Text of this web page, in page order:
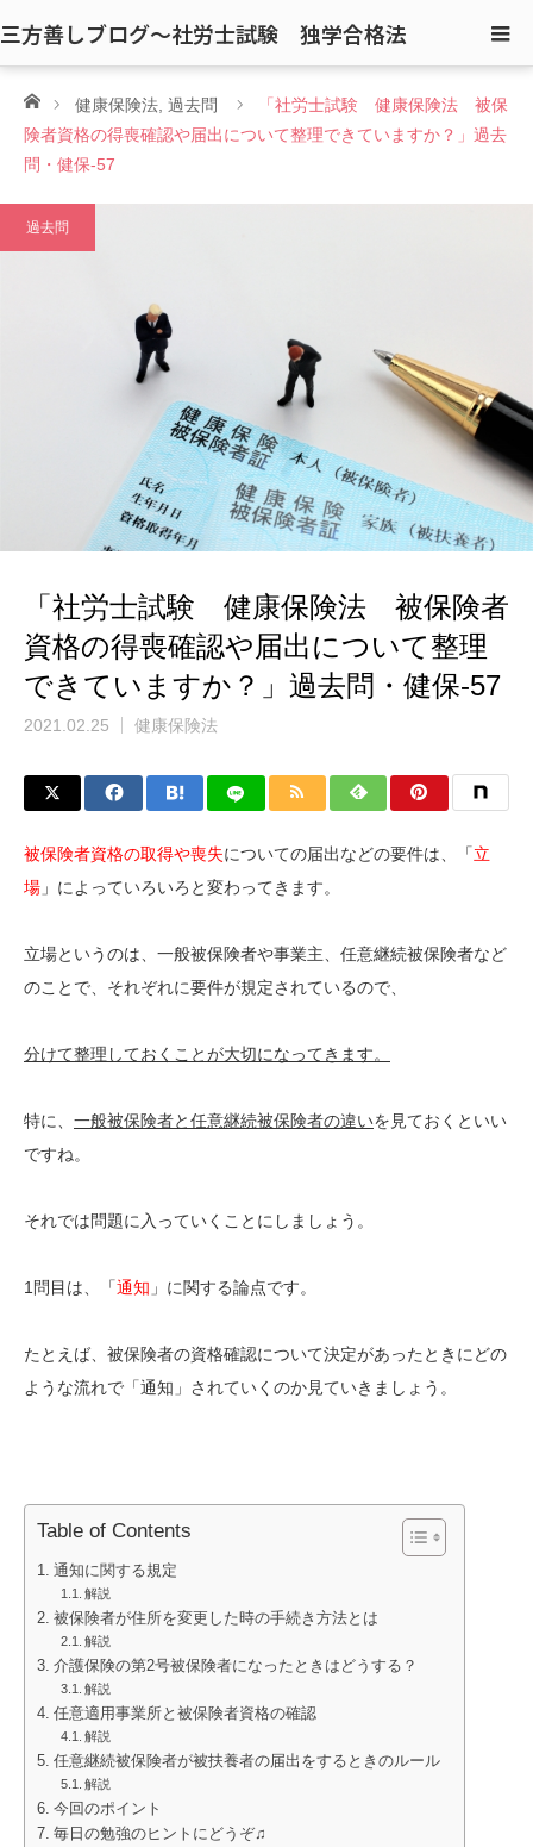
三方善しブログ〜社労士試験 独学合格法
ホーム健康保険法 過去問
「社労士試験 健康保険法 被保
険者資格の得喪確認や届出について整理できていますか？」過去
問・健保-57
過去問
「社労士試験 健康保険法 被保険者
資格の得喪確認や届出について整理
できていますか？」過去問・健保-57
2021.02.25 健康保険法
被保険者資格の取得や喪失についての届出などの要件は、「立
場 」によっていろいろと変わってきます。
立場というのは、一般被保険者や事業主、任意継続被保険者など
のことで、それぞれに要件が規定されているので、
分けて整理しておくことが大切になってきます。
特に、 一般被保険者と任意継続被保険者の違いを見ておくといい
ですね。
それでは問題に入っていくことにしましょう。
1問目は、「通知 」に関する論点です。
たとえば、被保険者の資格確認について決定があったときにどの
ような流れで「通知」されていくのか見ていきましょう。
Table of Contents
通知に関する規定
解説
被保険者が住所を変更した時の手続き方法とは
解説
介護保険の第2号被保険者になったときはどうする？
解説
任意適用事業所と被保険者資格の確認
解説
任意継続被保険者が被扶養者の届出をするときのルール
解説
今回のポイント
毎日の勉強のヒントにどうぞ♫